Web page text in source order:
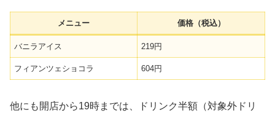
メニュー 価格（税込）
バニラアイス 219円
フィアンツェショコラ 604円
他にも開店から19時までは、ドリンク半額（対象外ドリ